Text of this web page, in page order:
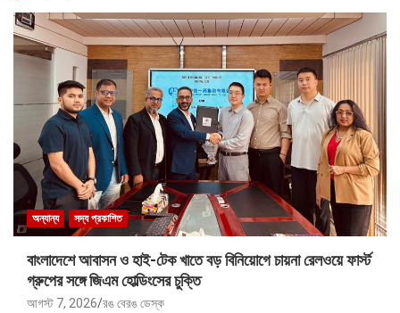
অন্যান্য সদ্য প্রকাশিত
বাংলাদেশে আবাসন ও হাই-টেক খাতে বড় বিনিয়োগে চায়না রেলওয়ে ফার্স্ট
গ্রুপের সঙ্গে জিএম হোল্ডিংসের চুক্তি
আগস্ট 7, 2026 রঙ বেরঙ ডেস্ক